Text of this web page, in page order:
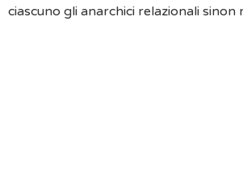
ciascuno gli anarchici relazionali sinon